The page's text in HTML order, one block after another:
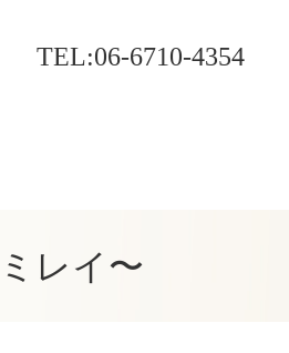
TEL:06-6710-4354
レイ〜